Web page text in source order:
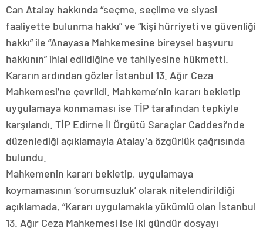
Can Atalay hakkında “seçme, seçilme ve siyasi
faaliyette bulunma hakkı” ve “kişi hürriyeti ve güvenliği
hakkı” ile “Anayasa Mahkemesine bireysel başvuru
hakkının” ihlal edildiğine ve tahliyesine hükmetti.
Kararın ardından gözler İstanbul 13. Ağır Ceza
Mahkemesi’ne çevrildi. Mahkeme’nin kararı bekletip
uygulamaya konmaması ise TİP tarafından tepkiyle
karşılandı. TİP Edirne İl Örgütü Saraçlar Caddesi’nde
düzenlediği açıklamayla Atalay’a özgürlük çağrısında
bulundu.
Mahkemenin kararı bekletip, uygulamaya
koymamasının ‘sorumsuzluk’ olarak nitelendirildiği
açıklamada, “Kararı uygulamakla yükümlü olan İstanbul
13. Ağır Ceza Mahkemesi ise iki gündür dosyayı